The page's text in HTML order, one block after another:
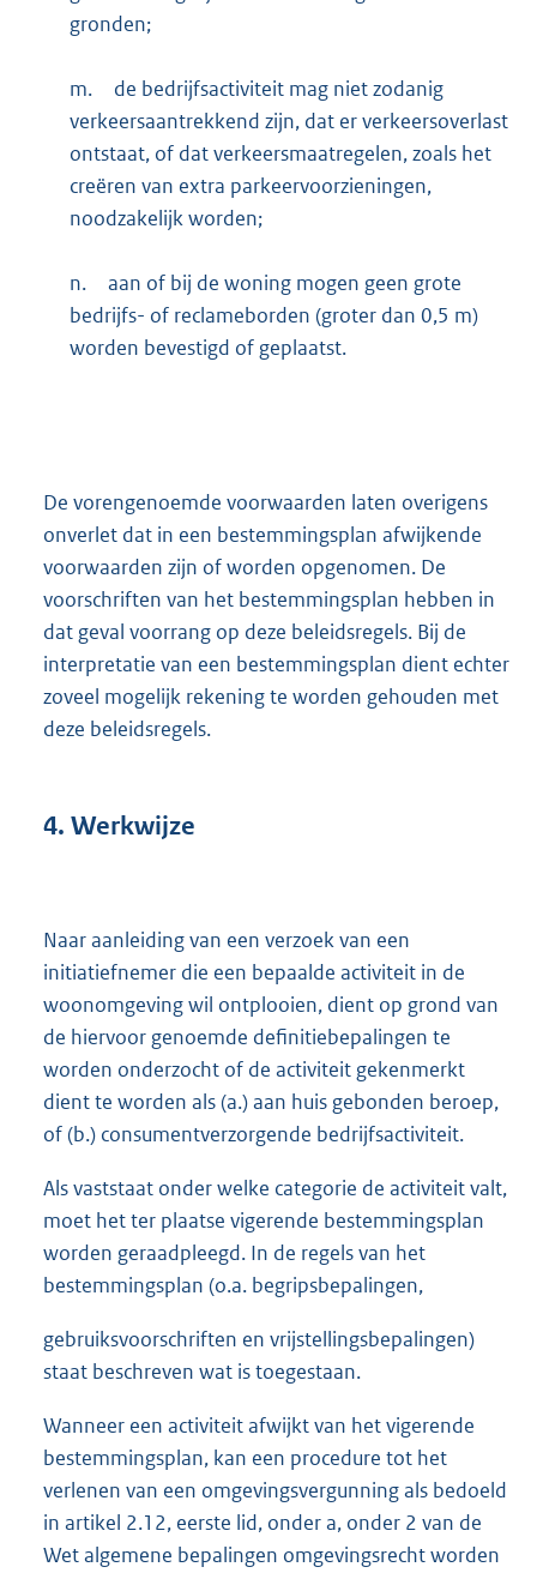
gronden;
m.
de bedrijfsactiviteit mag niet zodanig
verkeersaantrekkend zijn, dat er verkeersoverlast
ontstaat, of dat verkeersmaatregelen, zoals het
creëren van extra parkeervoorzieningen,
noodzakelijk worden;
n.
aan of bij de woning mogen geen grote
bedrijfs- of reclameborden (groter dan 0,5 m)
worden bevestigd of geplaatst.
De vorengenoemde voorwaarden laten overigens
onverlet dat in een bestemmingsplan afwijkende
voorwaarden zijn of worden opgenomen. De
voorschriften van het bestemmingsplan hebben in
dat geval voorrang op deze beleidsregels. Bij de
interpretatie van een bestemmingsplan dient echter
zoveel mogelijk rekening te worden gehouden met
deze beleidsregels.
4. Werkwijze
Naar aanleiding van een verzoek van een
initiatiefnemer die een bepaalde activiteit in de
woonomgeving wil ontplooien, dient op grond van
de hiervoor genoemde definitiebepalingen te
worden onderzocht of de activiteit gekenmerkt
dient te worden als (a.) aan huis gebonden beroep,
of (b.) consumentverzorgende bedrijfsactiviteit.
Als vaststaat onder welke categorie de activiteit valt,
moet het ter plaatse vigerende bestemmingsplan
worden geraadpleegd. In de regels van het
bestemmingsplan (o.a. begripsbepalingen,
gebruiksvoorschriften en vrijstellingsbepalingen)
staat beschreven wat is toegestaan.
Wanneer een activiteit afwijkt van het vigerende
bestemmingsplan, kan een procedure tot het
verlenen van een omgevingsvergunning als bedoeld
in artikel 2.12, eerste lid, onder a, onder 2 van de
Wet algemene bepalingen omgevingsrecht worden